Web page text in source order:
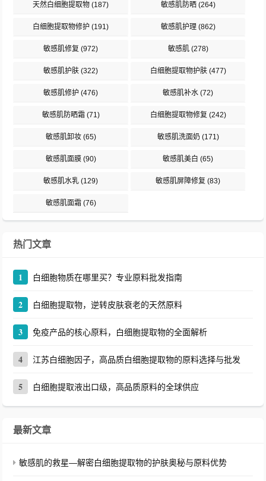
天然白细胞提取物 (187) 敏感肌防晒(264)
白细胞提取物修护 (191) 敏感肌护理(862)
敏感肌修复 (972) 敏感肌(278)
敏感肌护肤 (322) 白细胞提取物护肤(477)
敏感肌修护 (476) 敏感肌补水 (72)
敏感肌防晒霜(71) 白细胞提取物修复 (242)
敏感肌卸妆(65) 敏感肌洗面奶(171)
敏感肌面膜(90) 敏感肌美白 (65)
敏感肌水乳 (129) 敏感肌屏障修复 (83)
敏感肌面霜(76)
热门文章
1 白细胞物质在哪里买？专业原料批发指南
2 白细胞提取物，逆转皮肤衰老的天然原料
3 免疫产品的核心原料，白细胞提取物的全面解析
4 江苏白细胞因子，高品质白细胞提取物的原料选择与批发
5 白细胞提取液出口级，高品质原料的全球供应
最新文章
敏感肌的救星—解密白细胞提取物的护肤奥秘与原料优势